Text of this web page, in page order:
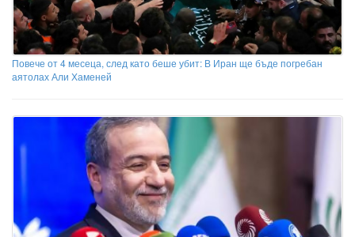
Повече от 4 месеца, след като беше убит: В Иран ще бъде погребан
аятолах Али Хаменей